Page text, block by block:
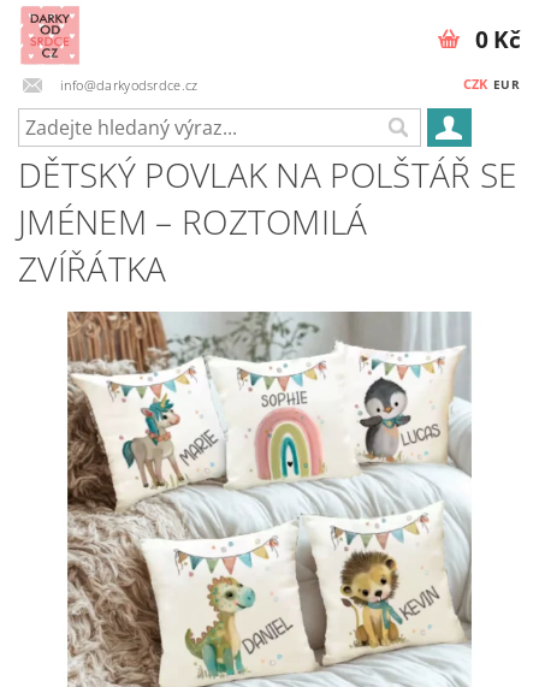
info@darkyodsrdce.cz CZK EUR
0 Kč
DĚTSKÝ POVLAK NA POLŠTÁŘ SE
JMÉNEM – ROZTOMILÁ
ZVÍŘÁTKA